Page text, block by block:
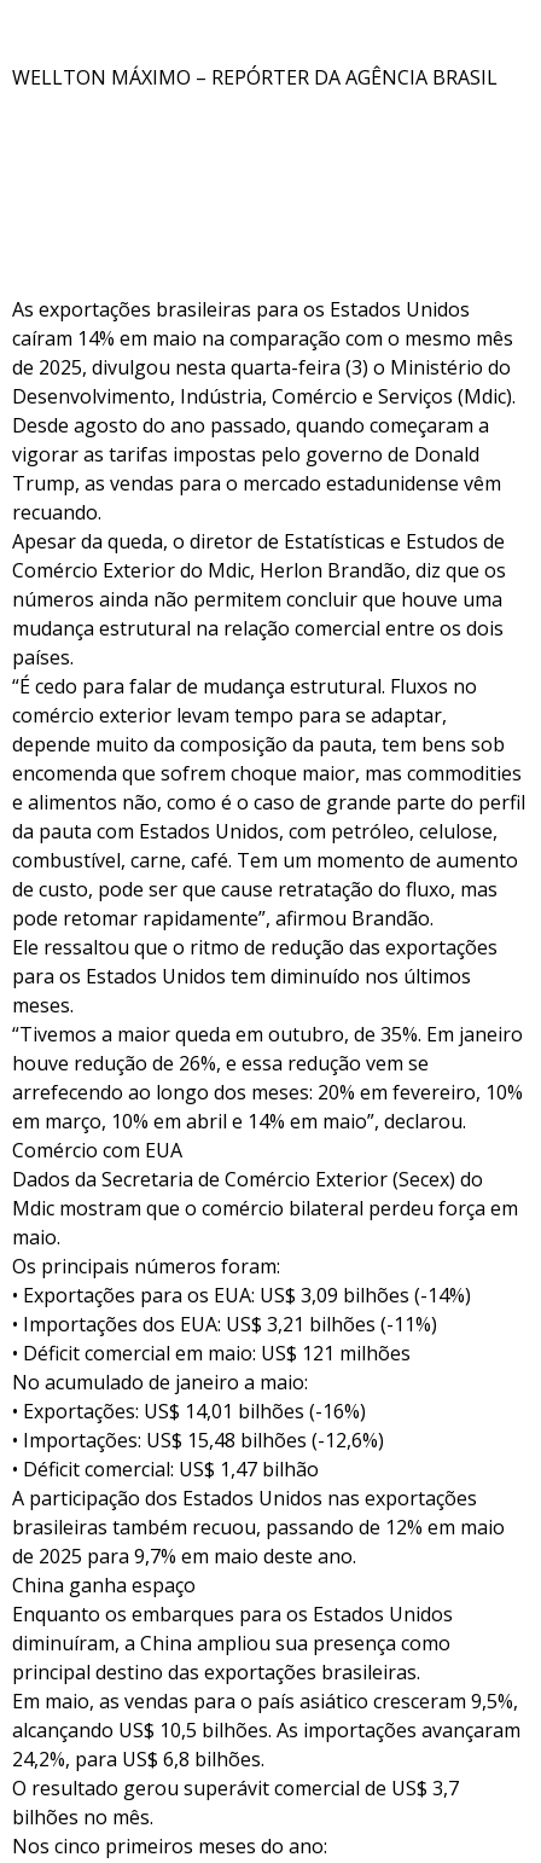
WELLTON MÁXIMO – REPÓRTER DA AGÊNCIA BRASIL
As exportações brasileiras para os Estados Unidos
caíram 14% em maio na comparação com o mesmo mês
de 2025, divulgou nesta quarta-feira (3) o Ministério do
Desenvolvimento, Indústria, Comércio e Serviços (Mdic).
Desde agosto do ano passado, quando começaram a
vigorar as tarifas impostas pelo governo de Donald
Trump, as vendas para o mercado estadunidense vêm
recuando.
Apesar da queda, o diretor de Estatísticas e Estudos de
Comércio Exterior do Mdic, Herlon Brandão, diz que os
números ainda não permitem concluir que houve uma
mudança estrutural na relação comercial entre os dois
países.
“É cedo para falar de mudança estrutural. Fluxos no
comércio exterior levam tempo para se adaptar,
depende muito da composição da pauta, tem bens sob
encomenda que sofrem choque maior, mas commodities
e alimentos não, como é o caso de grande parte do perfil
da pauta com Estados Unidos, com petróleo, celulose,
combustível, carne, café. Tem um momento de aumento
de custo, pode ser que cause retratação do fluxo, mas
pode retomar rapidamente”, afirmou Brandão.
Ele ressaltou que o ritmo de redução das exportações
para os Estados Unidos tem diminuído nos últimos
meses.
“Tivemos a maior queda em outubro, de 35%. Em janeiro
houve redução de 26%, e essa redução vem se
arrefecendo ao longo dos meses: 20% em fevereiro, 10%
em março, 10% em abril e 14% em maio”, declarou.
Comércio com EUA
Dados da Secretaria de Comércio Exterior (Secex) do
Mdic mostram que o comércio bilateral perdeu força em
maio.
Os principais números foram:
• Exportações para os EUA: US$ 3,09 bilhões (-14%)
• Importações dos EUA: US$ 3,21 bilhões (-11%)
• Déficit comercial em maio: US$ 121 milhões
No acumulado de janeiro a maio:
• Exportações: US$ 14,01 bilhões (-16%)
• Importações: US$ 15,48 bilhões (-12,6%)
• Déficit comercial: US$ 1,47 bilhão
A participação dos Estados Unidos nas exportações
brasileiras também recuou, passando de 12% em maio
de 2025 para 9,7% em maio deste ano.
China ganha espaço
Enquanto os embarques para os Estados Unidos
diminuíram, a China ampliou sua presença como
principal destino das exportações brasileiras.
Em maio, as vendas para o país asiático cresceram 9,5%,
alcançando US$ 10,5 bilhões. As importações avançaram
24,2%, para US$ 6,8 bilhões.
O resultado gerou superávit comercial de US$ 3,7
bilhões no mês.
Nos cinco primeiros meses do ano: